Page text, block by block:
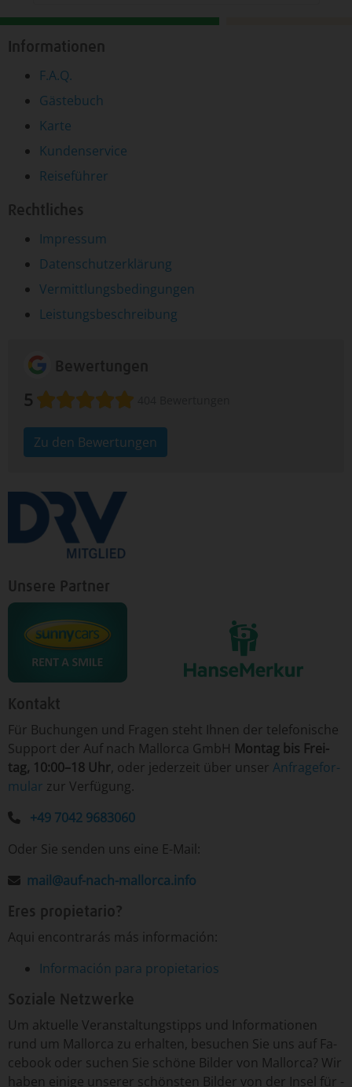
Informationen
F.A.Q.
Gästebuch
Karte
Kundenservice
Reiseführer
Rechtliches
Impressum
Datenschutzerklärung
Vermittlungsbedingungen
Leistungsbeschreibung
5
Zu den Bewertungen
Unsere Partner
Kontakt
Für ­Bu­chun­gen un­d Fra­gen ­steht Ih­nen der te­le­fo­nische
Sup­port der Auf nach Mallorca GmbH Mon­tag ­bis Frei­
tag, 10:00–18 Uhr, o­der je­der­zeit ­über­ un­ser An­fra­ge­for­
mu­lar ­zur Ver­fü­gung.
+49 7042 9683060
Oder Sie senden uns eine E-Mail:
mail@auf-nach-mallorca.info
Eres propietario?
Aqui encontrarás más información:
Información para propietarios
Soziale Netzwerke
Um­ ak­tu­el­le ­Ver­an­stal­tungs­tipp­s un­d ­In­for­ma­tio­nen
run­d um ­Mal­lor­ca ­zu er­hal­ten, ­be­su­chen ­Sie uns auf Fa­
ce­book o­der ­su­chen ­Sie ­schö­ne ­Bil­der von ­Mal­lor­ca? Wir
ha­ben ei­ni­ge un­se­rer ­schöns­ten ­Bil­der von ­der In­sel ­für ­